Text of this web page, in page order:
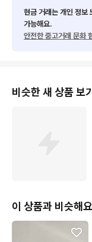
현금 거래는 개인 정보
가능해요.
안전한 중고거래 문화
비슷한 새 상품 보기
이 상품과 비슷해요